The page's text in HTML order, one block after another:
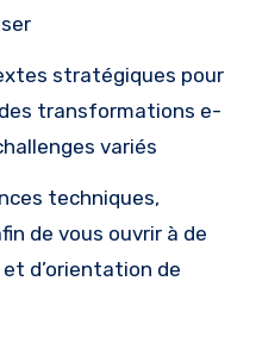
stratégiques pour
transformations e-
variés
techniques,
de vous ouvrir à de
d’orientation de